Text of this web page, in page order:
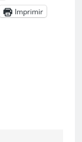
Imprimir